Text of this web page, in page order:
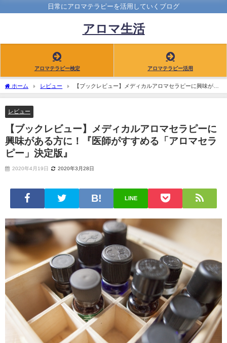
日常にアロマテラピーを活用していくブログ
アロマ生活
アロマテラピー検定 アロマテラピー活用
ホーム レビュー
【ブックレビュー】メディカルアロマセラピーに興味があ
る方に！『医師がすすめる「アロマセラピー」決定版』
レビュー
【ブックレビュー】メディカルアロマセラピーに
興味がある方に！『医師がすすめる「アロマセラ
ピー」決定版』
2020年4月19日 2020年3月28日
LINE